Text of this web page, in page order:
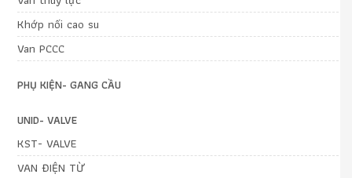
Khớp nối cao su
Van PCCC
PHỤ KIỆN- GANG CẦU
UNID- VALVE
KST- VALVE
VAN ĐIỆN TỪ